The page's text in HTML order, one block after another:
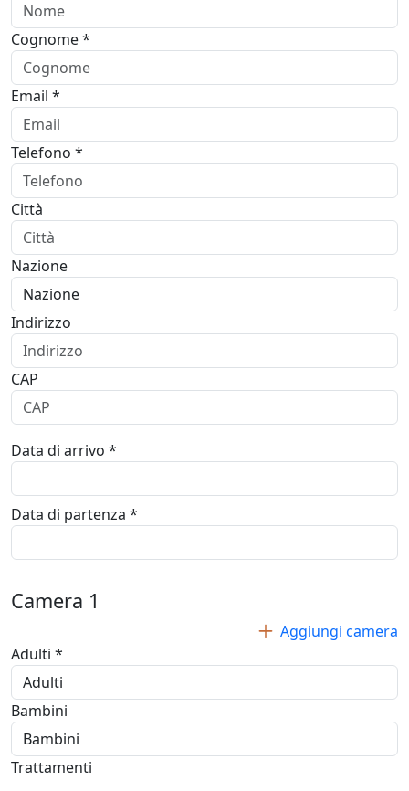
Cognome *
Email *
Telefono *
Città
Nazione
Indirizzo
CAP
Data di arrivo *
Data di partenza *
Camera 1
Aggiungi camera
Adulti *
Bambini
Trattamenti